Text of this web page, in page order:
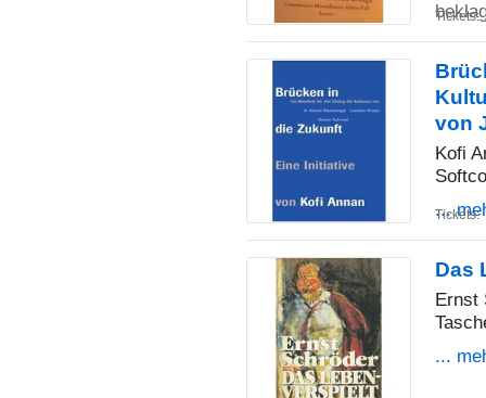
Tickets:
von
Kofi
...
Tickets:
Das
Ernst
...